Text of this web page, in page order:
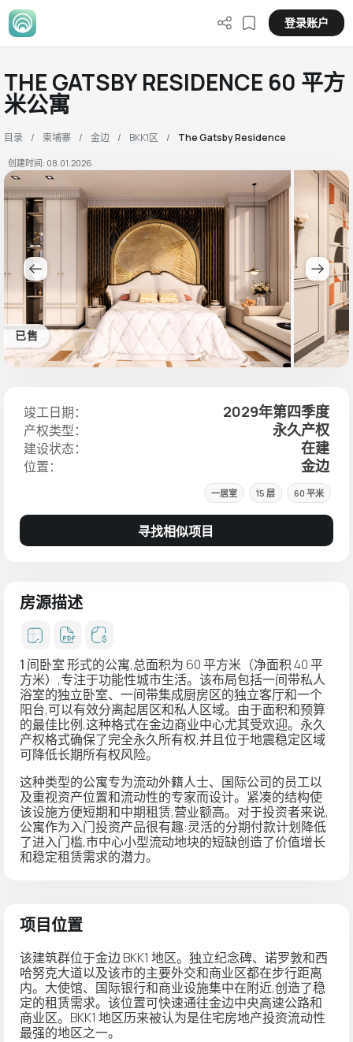
登录账户
THE GATSBY RESIDENCE 60 平方
米公寓
目录 柬埔寨 金边 BKK1区 The Gatsby Residence
创建时间: 08.01.2026
已售
竣工日期： 2029年第四季度
产权类型： 永久产权
建设状态： 在建
位置： 金边
一居室 15 层 60 平米
寻找相似项目
房源描述
1 间卧室形式的公寓,总面积为 60 平方米（净面积 40 平
方米）,专注于功能性城市生活。该布局包括一间带私人
浴室的独立卧室、一间带集成厨房区的独立客厅和一个
阳台,可以有效分离起居区和私人区域。由于面积和预算
的最佳比例,这种格式在金边商业中心尤其受欢迎。 永久
产权格式确保了完全永久所有权,并且位于地震稳定区域
可降低长期所有权风险。
这种类型的公寓专为流动外籍人士、国际公司的员工以
及重视资产位置和流动性的专家而设计。紧凑的结构使
该设施方便短期和中期租赁,营业额高。对于投资者来说,
公寓作为入门投资产品很有趣:灵活的分期付款计划降低
了进入门槛,市中心小型流动地块的短缺创造了价值增长
和稳定租赁需求的潜力。
项目位置
该建筑群位于金边 BKK1 地区。独立纪念碑、诺罗敦和西
哈努克大道以及该市的主要外交和商业区都在步行距离
内。大使馆、国际银行和商业设施集中在附近,创造了稳
定的租赁需求。该位置可快速通往金边中央高速公路和
商业区。BKK1 地区历来被认为是住宅房地产投资流动性
最强的地区之一。